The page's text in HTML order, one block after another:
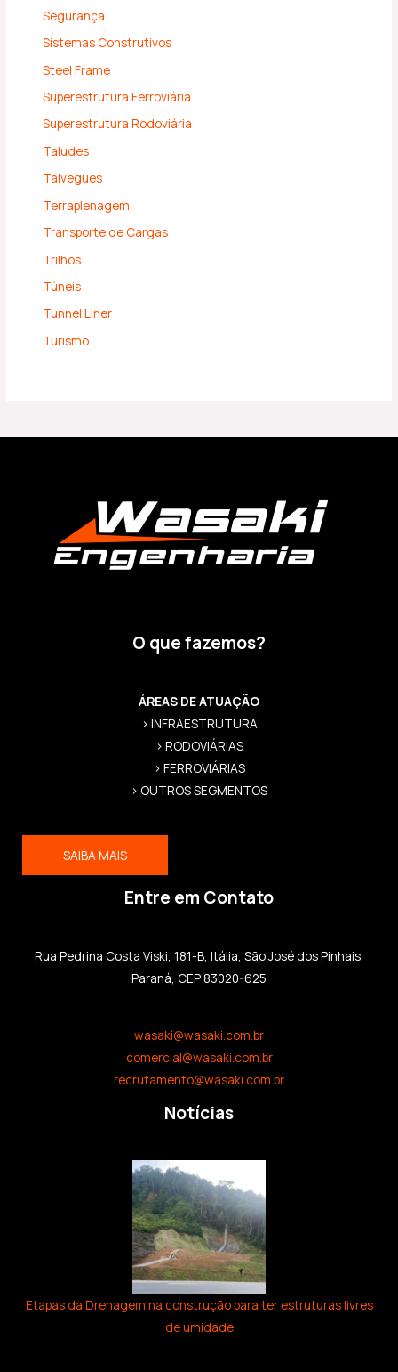
Segurança
Sistemas Construtivos
Steel Frame
Superestrutura Ferroviária
Superestrutura Rodoviária
Taludes
Talvegues
Terraplenagem
Transporte de Cargas
Trilhos
Túneis
Tunnel Liner
Turismo
O que fazemos?
ÁREAS DE ATUAÇÃO
> INFRAESTRUTURA
> RODOVIÁRIAS
> FERROVIÁRIAS
> OUTROS SEGMENTOS
SAIBA MAIS
Entre em Contato
Rua Pedrina Costa Viski, 181-B, Itália, São José dos Pinhais,
Paraná, CEP 83020-625
wasaki@wasaki.com.br
comercial@wasaki.com.br
recrutamento@wasaki.com.br
Notícias
Etapas da Drenagem na construção para ter estruturas livres
de umidade